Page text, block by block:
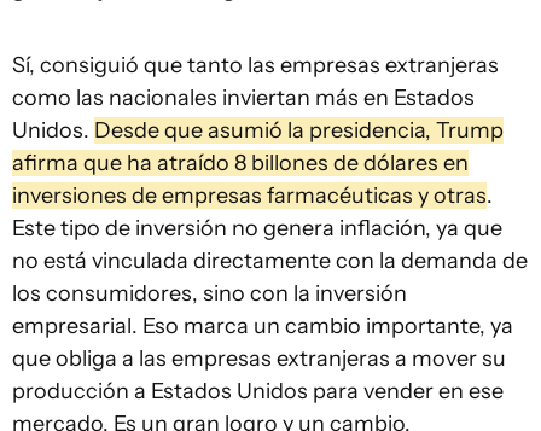
Sí, consiguió que tanto las empresas extranjeras
como las nacionales inviertan más en Estados
Unidos. Desde que asumió la presidencia, Trump
afirma que ha atraído 8 billones de dólares en
inversiones de empresas farmacéuticas y otras.
Este tipo de inversión no genera inflación, ya que
no está vinculada directamente con la demanda de
los consumidores, sino con la inversión
empresarial. Eso marca un cambio importante, ya
que obliga a las empresas extranjeras a mover su
producción a Estados Unidos para vender en ese
mercado. Es un gran logro y un cambio.